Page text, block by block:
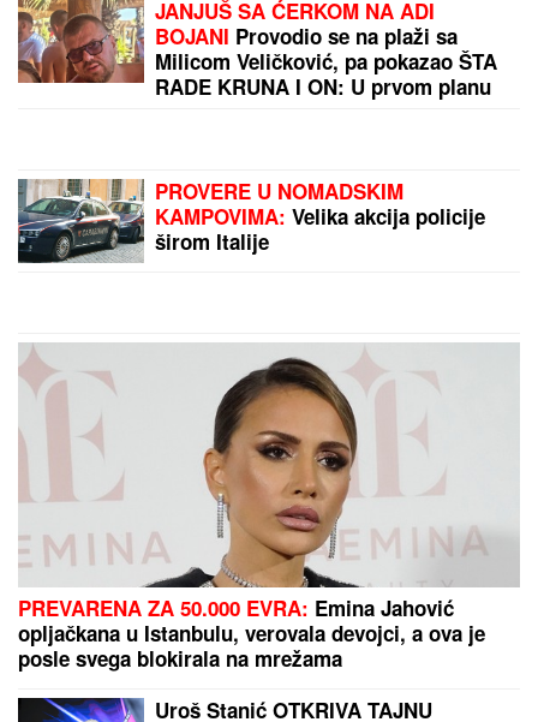
Ruskinje uvek stavljaju DUGME U
ZAMRZIVAČ pre odlaska na odmor:
Kad saznate razlog, i vi ćete odmah
iskopirati ovaj trik
"NISAM HTEO DA UČESTVUJEM U
TOME"Srpski muzičar otkrio zašto
je napustio "Zvezde Granda": "Svađe
VELIKA GOSPOJINAove godine zbunjuje vernike:
Svi misle da znaju pravila proslavljanja
Bogorodičinog praznika, ali OVAJ DETALJ MENJA
SVE